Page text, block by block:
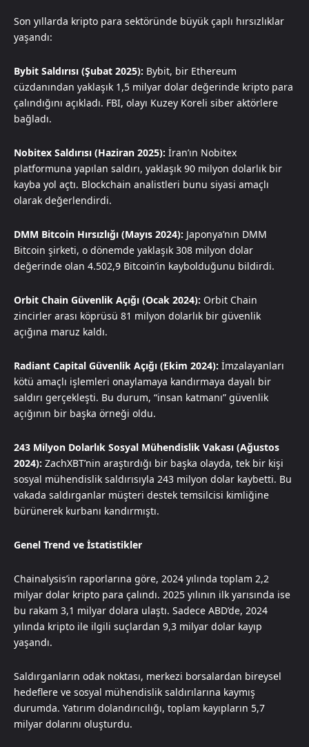
Son yıllarda kripto para sektöründe büyük çaplı hırsızlıklar
yaşandı:
Bybit Saldırısı (Şubat 2025): Bybit, bir Ethereum
cüzdanından yaklaşık 1,5 milyar dolar değerinde kripto para
çalındığını açıkladı. FBI, olayı Kuzey Koreli siber aktörlere
bağladı.
Nobitex Saldırısı (Haziran 2025): İran’ın Nobitex
platformuna yapılan saldırı, yaklaşık 90 milyon dolarlık bir
kayba yol açtı. Blockchain analistleri bunu siyasi amaçlı
olarak değerlendirdi.
DMM Bitcoin Hırsızlığı (Mayıs 2024): Japonya’nın DMM
Bitcoin şirketi, o dönemde yaklaşık 308 milyon dolar
değerinde olan 4.502,9 Bitcoin’in kaybolduğunu bildirdi.
Orbit Chain Güvenlik Açığı (Ocak 2024): Orbit Chain
zincirler arası köprüsü 81 milyon dolarlık bir güvenlik
açığına maruz kaldı.
Radiant Capital Güvenlik Açığı (Ekim 2024): İmzalayanları
kötü amaçlı işlemleri onaylamaya kandırmaya dayalı bir
saldırı gerçekleşti. Bu durum, “insan katmanı” güvenlik
açığının bir başka örneği oldu.
243 Milyon Dolarlık Sosyal Mühendislik Vakası (Ağustos
2024): ZachXBT’nin araştırdığı bir başka olayda, tek bir kişi
sosyal mühendislik saldırısıyla 243 milyon dolar kaybetti. Bu
vakada saldırganlar müşteri destek temsilcisi kimliğine
bürünerek kurbanı kandırmıştı.
Genel Trend ve İstatistikler
Chainalysis’in raporlarına göre, 2024 yılında toplam 2,2
milyar dolar kripto para çalındı. 2025 yılının ilk yarısında ise
bu rakam 3,1 milyar dolara ulaştı. Sadece ABD’de, 2024
yılında kripto ile ilgili suçlardan 9,3 milyar dolar kayıp
yaşandı.
Saldırganların odak noktası, merkezi borsalardan bireysel
hedeflere ve sosyal mühendislik saldırılarına kaymış
durumda. Yatırım dolandırıcılığı, toplam kayıpların 5,7
milyar dolarını oluşturdu.